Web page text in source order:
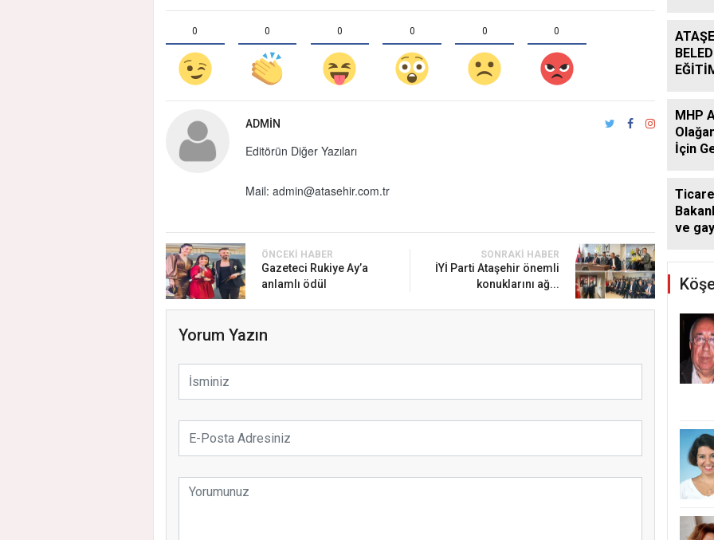
0 0 0 0 0 0
ADMIN
Editörün Diğer Yazıları
Mail: admin@atasehir.com.tr
ÖNCEKI HABER
Gazeteci Rukiye Ay’a
anlamlı ödül
SONRAKI HABER
İYİ Parti Ataşehir önemli
konuklarını ağ...
Yorum Yazın
MHP
İçin
ve